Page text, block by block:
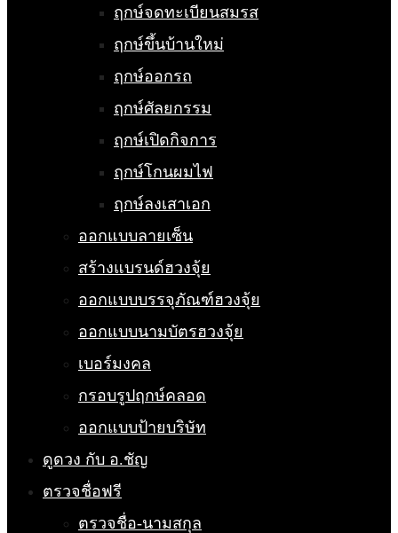
ฤกษ์จดทะเบียนสมรส
ฤกษ์ขึ้นบ้านใหม่
ฤกษ์ออกรถ
ฤกษ์ศัลยกรรม
ฤกษ์เปิดกิจการ
ฤกษ์โกนผมไฟ
ฤกษ์ลงเสาเอก
ออกแบบลายเซ็น
สร้างแบรนด์ฮวงจุ้ย
ออกแบบบรรจุภัณฑ์ฮวงจุ้ย
ออกแบบนามบัตรฮวงจุ้ย
เบอร์มงคล
กรอบรูปฤกษ์คลอด
ออกแบบป้ายบริษัท
ดูดวง กับ อ.ชัญ
ตรวจชื่อฟรี
ตรวจชื่อ-นามสกุล